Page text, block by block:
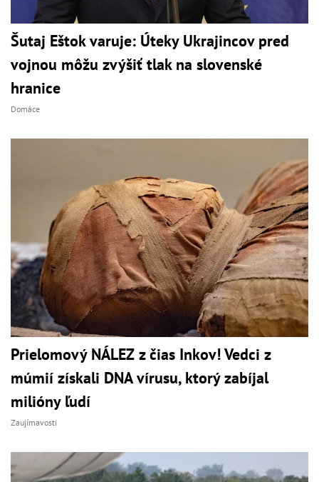
Šutaj Eštok varuje: Úteky Ukrajincov pred
vojnou môžu zvýšiť tlak na slovenské
hranice
Domáce
Prielomový NÁLEZ z čias Inkov! Vedci z
múmií získali DNA vírusu, ktorý zabíjal
milióny ľudí
Zaujímavosti